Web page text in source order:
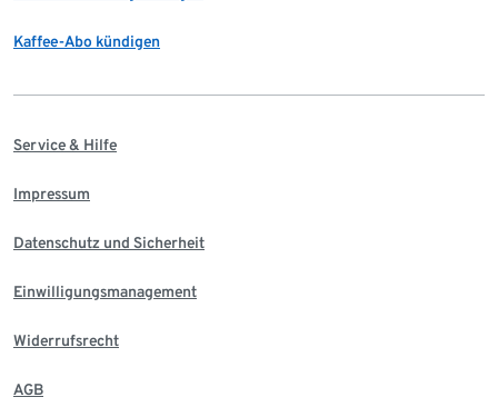
Kaffee-Abo kündigen
Service & Hilfe
Impressum
Datenschutz und Sicherheit
Einwilligungsmanagement
Widerrufsrecht
AGB